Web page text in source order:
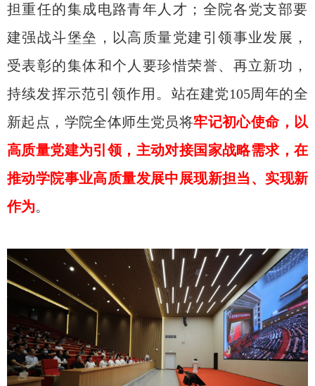
担重任的集成电路青年人才；全院各党支部要
建强战斗堡垒，以高质量党建引领事业发展，
受表彰的集体和个人要珍惜荣誉、再立新功，
持续发挥示范引领作用。 站在建党105周年的全
新起点，学院全体师生党员将牢记初心使命，以
高质量党建为引领，主动对接国家战略需求，在
推动学院事业高质量发展中展现新担当、实现新
作为。